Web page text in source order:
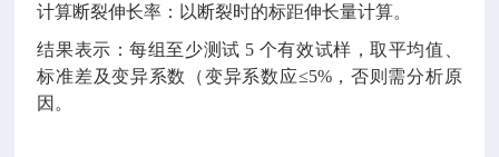
计算断裂伸长率：以断裂时的标距伸长量计算。
结果表示：每组至少测试 5 个有效试样，取平均值、
标准差及变异系数（变异系数应≤5%，否则需分析原
因。